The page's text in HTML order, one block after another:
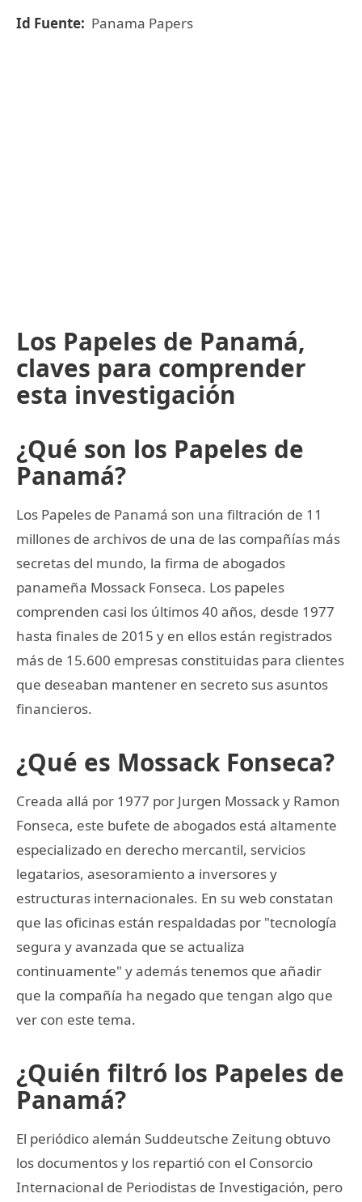
Id Fuente: Panama Papers
Los Papeles de Panamá,
claves para comprender
esta investigación
¿Qué son los Papeles de
Panamá?
Los Papeles de Panamá son una filtración de 11
millones de archivos de una de las compañías más
secretas del mundo, la firma de abogados
panameña Mossack Fonseca. Los papeles
comprenden casi los últimos 40 años, desde 1977
hasta finales de 2015 y en ellos están registrados
más de 15.600 empresas constituidas para clientes
que deseaban mantener en secreto sus asuntos
financieros.
¿Qué es Mossack Fonseca?
Creada allá por 1977 por Jurgen Mossack y Ramon
Fonseca, este bufete de abogados está altamente
especializado en derecho mercantil, servicios
legatarios, asesoramiento a inversores y
estructuras internacionales. En su web constatan
que las oficinas están respaldadas por "tecnología
segura y avanzada que se actualiza
continuamente" y además tenemos que añadir
que la compañía ha negado que tengan algo que
ver con este tema.
¿Quién filtró los Papeles de
Panamá?
El periódico alemán Suddeutsche Zeitung obtuvo
los documentos y los repartió con el Consorcio
Internacional de Periodistas de Investigación, pero